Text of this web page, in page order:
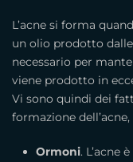
L’acne si forma
un olio prodotto
necessario per
viene prodotto in
Vi sono quindi dei
formazione
Ormoni. L’acne